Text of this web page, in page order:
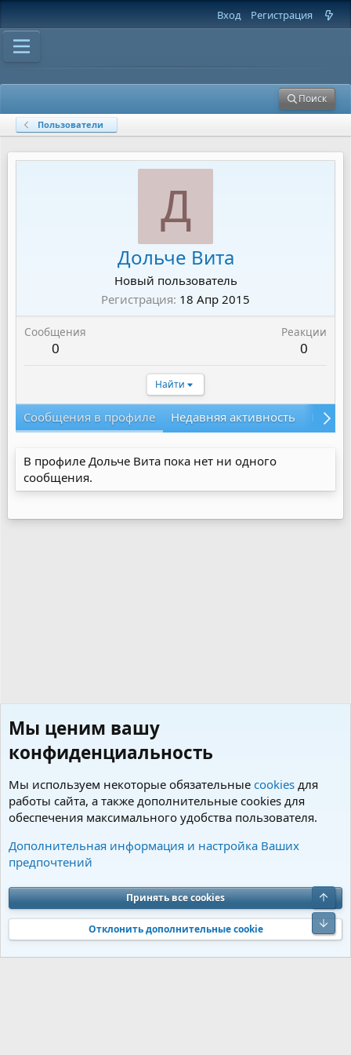
Вход Регистрация
Поиск
Пользователи
Д
Дольче Вита
Новый пользователь
Регистрация 18 Апр 2015
Сообщения
0
Реакции
0
Найти
Сообщения в профиле Недавняя активность
В профиле Дольче Вита пока нет ни одного
сообщения.
Пользователи
Cookies Charm by DCom
Обратная связь
Условия и правила
Политика конфиденциальности
Помощь
S
S
Community platform by XenForo® © 2010-2026 XenForo Ltd. Перевод от
Jumuro®|Media embeds via s9e/MediaSites
Мы ценим вашу
конфиденциальность
Мы используем некоторые обязательные cookies для
работы сайта, а также дополнительные cookies для
обеспечения максимального удобства пользователя.
Дополнительная информация и настройка Ваших
предпочтений
Принять все cookies
Отклонить дополнительные cookie
Верх
Низ